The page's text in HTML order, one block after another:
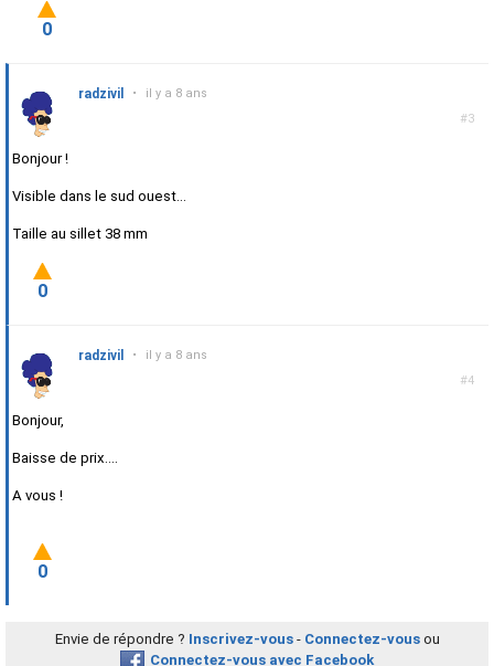
0
#3
radzivil • il y a 8 ans
Bonjour !
Visible dans le sud ouest...
Taille au sillet 38 mm
0
#4
radzivil • il y a 8 ans
Bonjour,
Baisse de prix....
A vous !
0
Envie de répondre ? Inscrivez-vous- Connectez-vousou
Connectez-vous avec Facebook